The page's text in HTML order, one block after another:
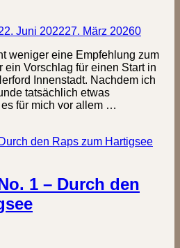
Juni 202227. März 20260
weniger eine Empfehlung zum
ein Vorschlag für einen Start in
Innenstadt. Nachdem ich
tatsächlich etwas
für mich vor allem …
1 – Durch den